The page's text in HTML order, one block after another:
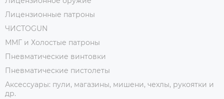
Лицензионные патроны
ЧИСТОGUN
ММГ и Холостые патроны
Пневматические винтовки
Пневматические пистолеты
Аксессуары: пули, магазины, мишени, чехлы, рукоятки и
др.